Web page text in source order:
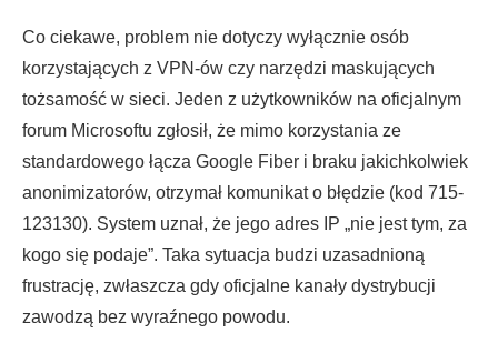
Co ciekawe, problem nie dotyczy wyłącznie osób
korzystających z VPN-ów czy narzędzi maskujących
tożsamość w sieci. Jeden z użytkowników na oficjalnym
forum Microsoftu zgłosił, że mimo korzystania ze
standardowego łącza Google Fiber i braku jakichkolwiek
anonimizatorów, otrzymał komunikat o błędzie (kod 715-
123130). System uznał, że jego adres IP „nie jest tym, za
kogo się podaje”. Taka sytuacja budzi uzasadnioną
frustrację, zwłaszcza gdy oficjalne kanały dystrybucji
zawodzą bez wyraźnego powodu.